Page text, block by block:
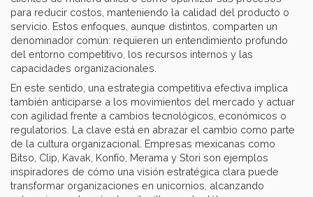
para reducir costos, manteniendo la calidad del producto o
servicio. Estos enfoques, aunque distintos, comparten un
denominador común: requieren un entendimiento profundo
del entorno competitivo, los recursos internos y las
capacidades organizacionales.
En este sentido, una estrategia competitiva efectiva implica
también anticiparse a los movimientos del mercado y actuar
con agilidad frente a cambios tecnológicos, económicos o
regulatorios. La clave está en abrazar el cambio como parte
de la cultura organizacional. Empresas mexicanas como
Bitso, Clip, Kavak, Konfío, Merama y Stori son ejemplos
inspiradores de cómo una visión estratégica clara puede
transformar organizaciones en unicornios, alcanzando